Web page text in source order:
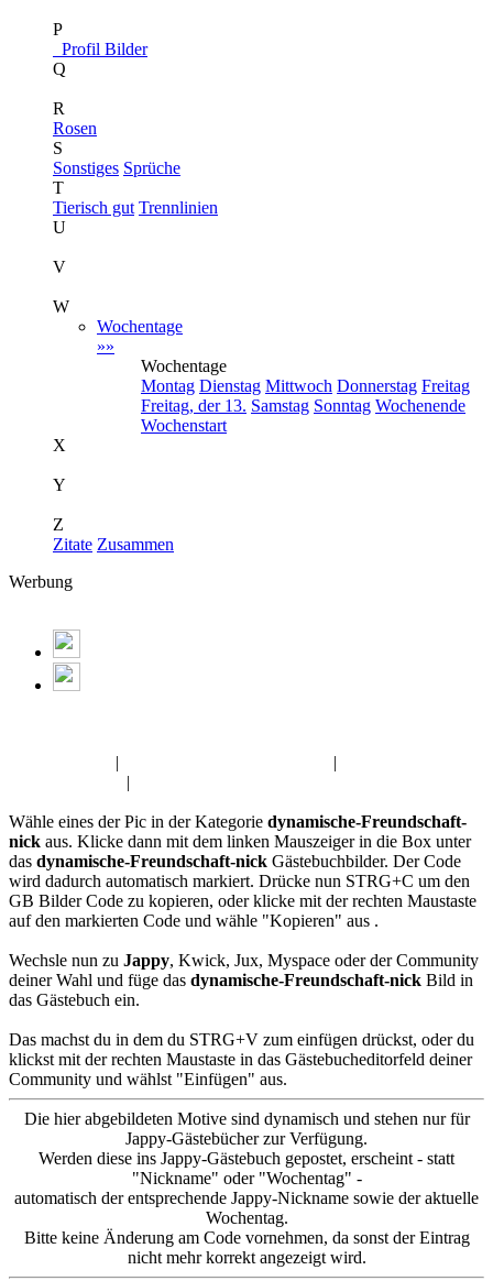
P
Profil Bilder
Q
R
Rosen
S
Sonstiges Sprüche
T
Tierisch gut Trennlinien
U
V
W
Wochentage
»»
Wochentage
Montag Dienstag Mittwoch Donnerstag Freitag
Freitag, der 13. Samstag Sonntag Wochenende
Wochenstart
X
Y
Z
Zitate Zusammen
Werbung
| |
|
Wähle eines der Pic in der Kategorie dynamische-Freundschaft-
nick aus. Klicke dann mit dem linken Mauszeiger in die Box unter
das dynamische-Freundschaft-nick Gästebuchbilder. Der Code
wird dadurch automatisch markiert. Drücke nun STRG+C um den
GB Bilder Code zu kopieren, oder klicke mit der rechten Maustaste
auf den markierten Code und wähle "Kopieren" aus .
Wechsle nun zu Jappy, Kwick, Jux, Myspace oder der Community
deiner Wahl und füge das dynamische-Freundschaft-nick Bild in
das Gästebuch ein.
Das machst du in dem du STRG+V zum einfügen drückst, oder du
klickst mit der rechten Maustaste in das Gästebucheditorfeld deiner
Community und wählst "Einfügen" aus.
Die hier abgebildeten Motive sind dynamisch und stehen nur für
Jappy-Gästebücher zur Verfügung.
Werden diese ins Jappy-Gästebuch gepostet, erscheint - statt
"Nickname" oder "Wochentag" -
automatisch der entsprechende Jappy-Nickname sowie der aktuelle
Wochentag.
Bitte keine Änderung am Code vornehmen, da sonst der Eintrag
nicht mehr korrekt angezeigt wird.